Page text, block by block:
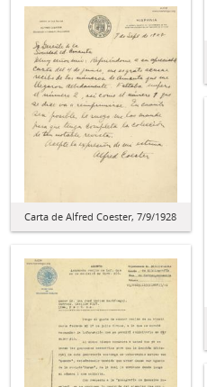
Carta de Alfred Coester, 7/9/1928